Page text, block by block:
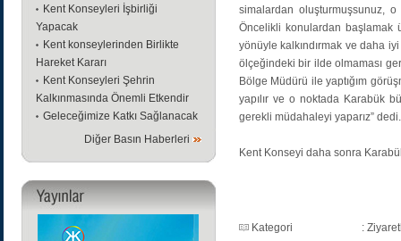
Kent Konseyleri İşbirliği
Yapacak
Kent konseylerinden Birlikte
Hareket Kararı
Kent Konseyleri Şehrin
Kalkınmasında Önemli Etkendir
Geleceğimize Katkı Sağlanacak
Diğer Basın Haberleri
simalardan oluşturmuşsunuz,
Öncelikli konulardan başlamak
yönüyle kalkındırmak ve daha
ölçeğindeki bir ilde olmaması
Bölge Müdürü ile yaptığım
yapılır ve o noktada Karabük
gerekli müdahaleyi yaparız” dedi.
Kent Konseyi daha sonra
Kategori
: